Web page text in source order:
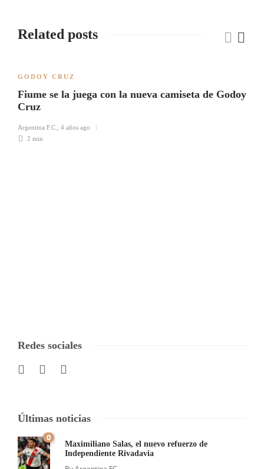
Related posts
GODOY CRUZ
Fiume se la juega con la nueva camiseta de Godoy
Cruz
Argentina F.C.
4 años ago
2 min
Redes sociales
Últimas noticias
0
Maximiliano Salas, el nuevo refuerzo de
Independiente Rivadavia